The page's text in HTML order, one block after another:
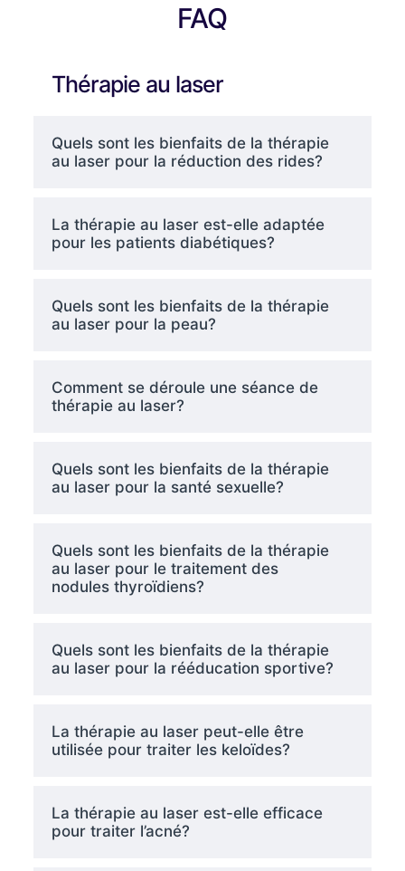
FAQ
Thérapie au laser
Quels sont les bienfaits de la thérapie
au laser pour la réduction des rides?
La thérapie au laser est-elle adaptée
pour les patients diabétiques?
Quels sont les bienfaits de la thérapie
au laser pour la peau?
Comment se déroule une séance de
thérapie au laser?
Quels sont les bienfaits de la thérapie
au laser pour la santé sexuelle?
Quels sont les bienfaits de la thérapie
au laser pour le traitement des
nodules thyroïdiens?
Quels sont les bienfaits de la thérapie
au laser pour la rééducation sportive?
La thérapie au laser peut-elle être
utilisée pour traiter les keloïdes?
La thérapie au laser est-elle efficace
pour traiter l’acné?